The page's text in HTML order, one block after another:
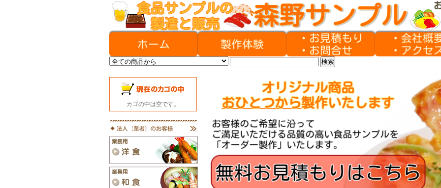
カゴの中は空です。